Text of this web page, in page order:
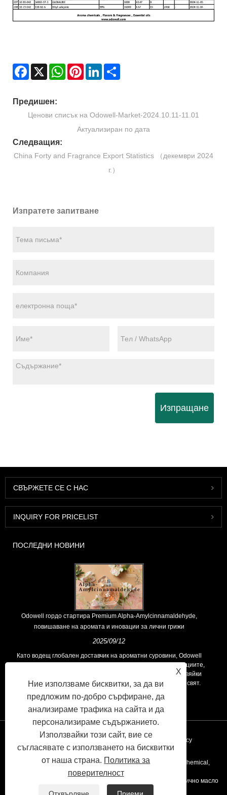
Facebook
X WhatsAppPinterestLinkedIn
Предишен:
Ценови списък на Odowell-Market-2024.10.11-11.01
Актуализиран по дата
Следващия:
China Forty and Fragrance Export Statistics （декември 2024
г.）
Изпратете запитване
Изпращане
СВЪРЖЕТЕ СЕ С НАС
INQUIRY FOR PRICELIST
ПОСЛЕДНИ НОВИНИ
Odowell гордо стартира Premium Alpha-Amylcinnamaldehyde,
повишаване на аромата и иновации за лични грижи
2025/09/12
Като водещ глобален доставчик на ароматни суровини, Odowell
поддържа основна философия на „ориентирана към иновациите,
фокусирани върху качеството“, последователно предоставяйки
превъзходни решения за аромати на клиентите по целия свят.
Връзки Sitemap RSS XML Privacy Policy
Copyright © 2020 Kunshan Odowell Co., Ltd - China Aroma Chemical,
Производители на съставки на аромата, доставчици на етерично масло
X
Ние използваме бисквитки, за да ви
предложим по-добро сърфиране, да
анализираме трафика на сайта и да
персонализираме съдържанието.
Използвайки този сайт, вие се
съгласявате с използването на бисквитки
от наша страна. Политика за
поверителност